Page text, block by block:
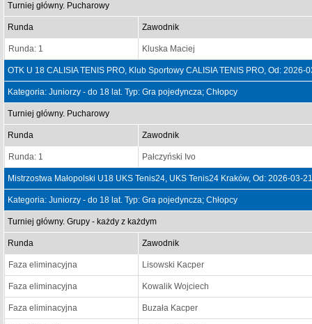
Turniej główny. Pucharowy
Runda Zawodnik
Runda: 1 Kluska Maciej
OTK U 18 CALISIA TENIS PRO, Klub Sportowy CALISIA TENIS PRO, Od: 2026-
Kategoria: Juniorzy - do 18 lat. Typ: Gra pojedyncza; Chłopcy
Turniej główny. Pucharowy
Runda Zawodnik
Runda: 1 Pałczyński Ivo
Mistrzostwa Małopolski U18 UKS Tenis24, UKS Tenis24 Kraków, Od: 2026-03-
Kategoria: Juniorzy - do 18 lat. Typ: Gra pojedyncza; Chłopcy
Turniej główny. Grupy - każdy z każdym
Runda Zawodnik
Faza eliminacyjna Lisowski Kacper
Faza eliminacyjna Kowalik Wojciech
Faza eliminacyjna Buzała Kacper